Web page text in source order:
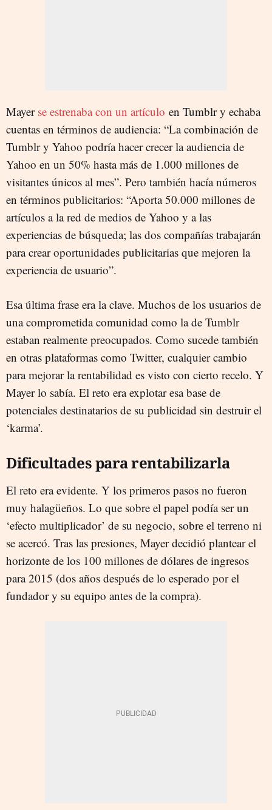
Mayer se estrenaba con un artículo en Tumblr y echaba
cuentas en términos de audiencia: “La combinación de
Tumblr y Yahoo podría hacer crecer la audiencia de
Yahoo en un 50% hasta más de 1.000 millones de
visitantes únicos al mes”. Pero también hacía números
en términos publicitarios: “Aporta 50.000 millones de
artículos a la red de medios de Yahoo y a las
experiencias de búsqueda; las dos compañías trabajarán
para crear oportunidades publicitarias que mejoren la
experiencia de usuario”.
Esa última frase era la clave. Muchos de los usuarios de
una comprometida comunidad como la de Tumblr
estaban realmente preocupados. Como sucede también
en otras plataformas como Twitter, cualquier cambio
para mejorar la rentabilidad es visto con cierto recelo. Y
Mayer lo sabía. El reto era explotar esa base de
potenciales destinatarios de su publicidad sin destruir el
‘karma’.
Dificultades para rentabilizarla
El reto era evidente. Y los primeros pasos no fueron
muy halagüeños. Lo que sobre el papel podía ser un
‘efecto multiplicador’ de su negocio, sobre el terreno ni
se acercó. Tras las presiones, Mayer decidió plantear el
horizonte de los 100 millones de dólares de ingresos
para 2015 (dos años después de lo esperado por el
fundador y su equipo antes de la compra).